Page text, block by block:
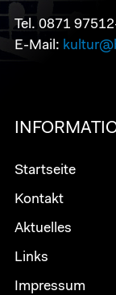
Tel. 0871
E-Mail:
Startseite
Kontakt
Aktuelles
Links
Impressum